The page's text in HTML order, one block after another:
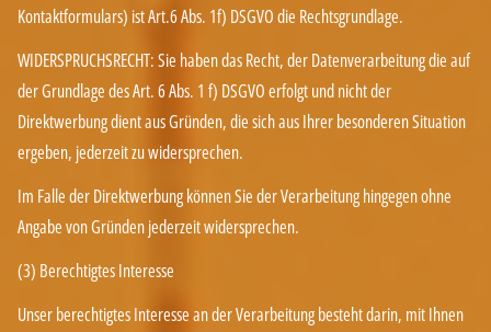
Kontaktformulars) ist Art.6 Abs. 1f) DSGVO die Rechtsgrundlage.
WIDERSPRUCHSRECHT: Sie haben das Recht, der Datenverarbeitung die auf
der Grundlage des Art. 6 Abs. 1 f) DSGVO erfolgt und nicht der
Direktwerbung dient aus Gründen, die sich aus Ihrer besonderen Situation
ergeben, jederzeit zu widersprechen.
Im Falle der Direktwerbung können Sie der Verarbeitung hingegen ohne
Angabe von Gründen jederzeit widersprechen.
(3) Berechtigtes Interesse
Unser berechtigtes Interesse an der Verarbeitung besteht darin, mit Ihnen